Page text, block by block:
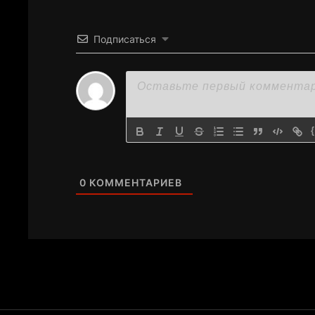
Подписаться
0 КОММЕНТАРИЕВ